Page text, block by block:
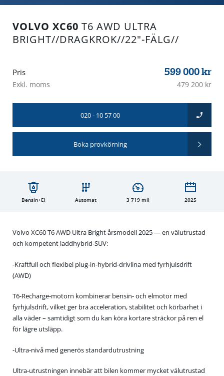
VOLVO XC60 T6 AWD ULTRA
BRIGHT//DRAGKROK//22"-FÄLG//
Pris 599 000kr
Exkl. moms 479 200 kr
020 - 10 57 00
Boka provkörning
Bensin+El Automat 3 719 mil 2025
Volvo XC60 T6 AWD Ultra Bright årsmodell 2025 — en välutrustad
och kompetent laddhybrid-SUV:
-Kraftfull och flexibel plug-in-hybrid-drivlina med fyrhjulsdrift
(AWD)
T6-Recharge-motorn kombinerar bensin- och elmotor med
fyrhjulsdrift, vilket ger bra acceleration, stabilitet och körbarhet i
alla väder – samtidigt som du kan köra kortare sträckor på ren el
för lägre utsläpp.
-Ultra-nivå med generös standardutrustning
Ultra-utrustningen innebär att bilen kommer mycket välutrustad